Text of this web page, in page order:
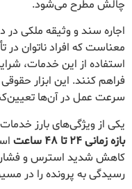
چالش مطرح می‌شود.
اجاره سند و وثیقه ملکی در
معناست که افراد ناتوان در
استفاده از این خدمات،
فراهم کنند. این ابزار
سرعت عمل در آن‌ها
یکی از ویژگی‌های بارز
بازه زمانی ۲۴ تا ۴۸ ساعت
کاهش شدید استرس و
رسیدگی به پرونده را در